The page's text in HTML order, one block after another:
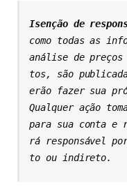
Isenção de
como todas as
análise de preços
tos, são
erão fazer sua
Qualquer ação
para sua conta e
rá responsável
to ou indireto.